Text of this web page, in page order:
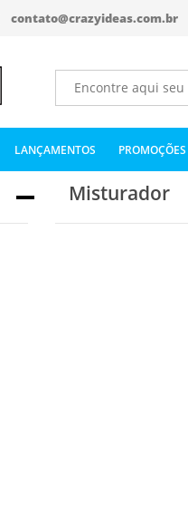
contato@crazyideas.com.br
LANÇAMENTOS PROMOÇÕES
Misturador